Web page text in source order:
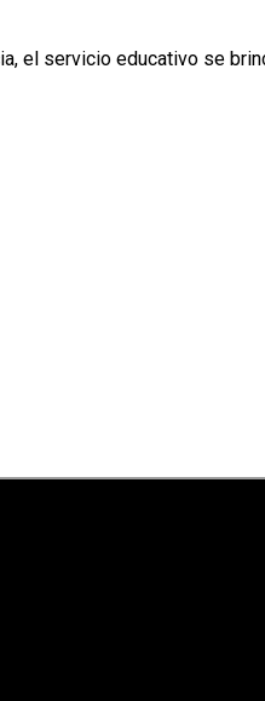
el servicio educativo se